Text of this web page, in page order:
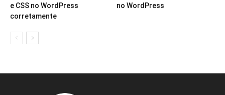
e CSS no WordPress
corretamente
no WordPress